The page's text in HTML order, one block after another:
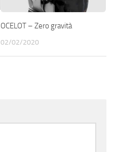
OCELOT – Zero gravità
02/02/2020